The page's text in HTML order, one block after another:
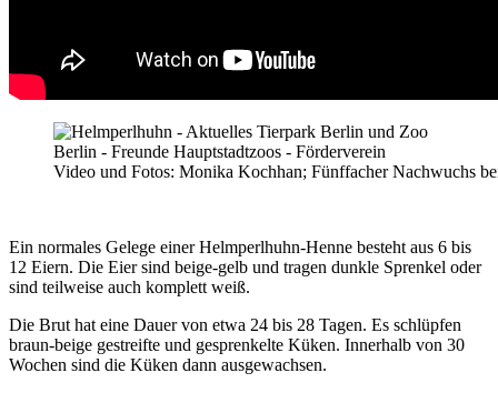
Video und Fotos: Monika Kochhan; Fünffacher Nachwuchs
Ein normales Gelege einer Helmperlhuhn-Henne besteht aus 6 bis
12 Eiern. Die Eier sind beige-gelb und tragen dunkle Sprenkel oder
sind teilweise auch komplett weiß.
Die Brut hat eine Dauer von etwa 24 bis 28 Tagen. Es schlüpfen
braun-beige gestreifte und gesprenkelte Küken. Innerhalb von 30
Wochen sind die Küken dann ausgewachsen.